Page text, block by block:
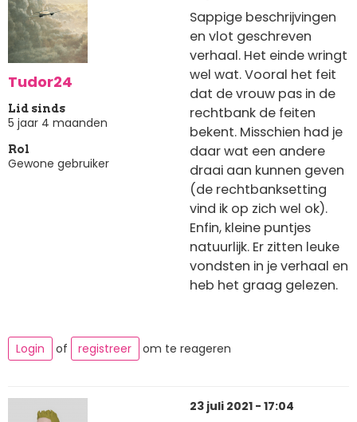
Tudor24
Lid sinds
5 jaar 4 maanden
Rol
Gewone gebruiker
Sappige beschrijvingen
en vlot geschreven
verhaal. Het einde wringt
wel wat. Vooral het feit
dat de vrouw pas in de
rechtbank de feiten
bekent. Misschien had je
daar wat een andere
draai aan kunnen geven
(de rechtbanksetting
vind ik op zich wel ok).
Enfin, kleine puntjes
natuurlijk. Er zitten leuke
vondsten in je verhaal en
heb het graag gelezen.
Login of registreer om te reageren
23 juli 2021 - 17:04